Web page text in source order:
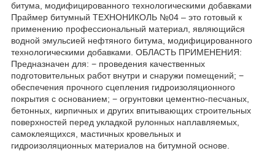
битума, модифицированного технологическими добавками
Праймер битумный ТЕХНОНИКОЛЬ №04 – это готовый к
применению профессиональный материал, являющийся
водной эмульсией нефтяного битума, модифицированного
технологическими добавками. ОБЛАСТЬ ПРИМЕНЕНИЯ:
Предназначен для: − проведения качественных
подготовительных работ внутри и снаружи помещений; −
обеспечения прочного сцепления гидроизоляционного
покрытия с основанием; − огрунтовки цементно-песчаных,
бетонных, кирпичных и других впитывающих строительных
поверхностей перед укладкой рулонных наплавляемых,
самоклеящихся, мастичных кровельных и
гидроизоляционных материалов на битумной основе.